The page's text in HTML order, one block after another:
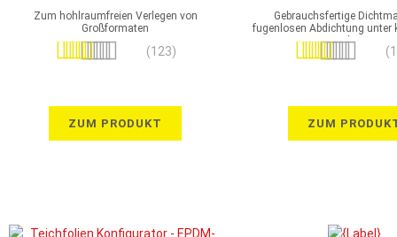
Zum hohlraumfreien Verlegen von
Großformaten
Bewertung:
(123)
ZUM PRODUKT
Gebrauchsfertige
fugenlosen Abdichtung unter
Belägen
Bewertung:
ZUM